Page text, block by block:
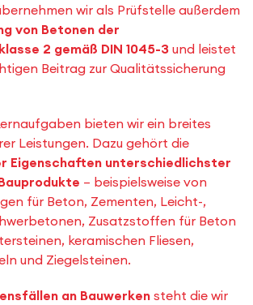
wir als Prüfstelle außerdem
von Betonen der
2 gemäß DIN 1045-3 und leistet
Beitrag zur Qualitätssicherung
bieten wir ein breites
Leistungen. Dazu gehört die
Eigenschaften unterschiedlichster
– beispielsweise von
für Beton, Zementen, Leicht-,
Zusatzstoffen für Beton
keramischen Fliesen,
und Ziegelsteinen.
an Bauwerken steht die wir